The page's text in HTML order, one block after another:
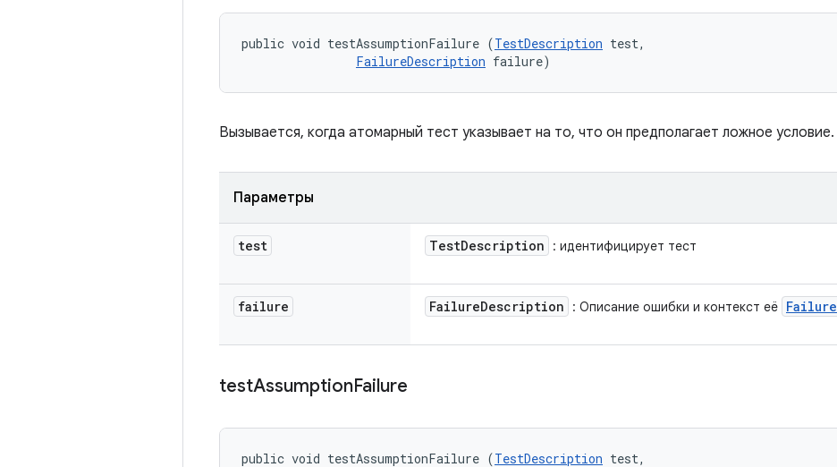
public void testAssumptionFailure (TestDescription test,
FailureDescription failure)
Вызывается, когда атомарный тест указывает на то, что он предполагает ложное условие.
Параметры
test TestDescription : идентифицирует тест
failure FailureDescription : Описание ошибки и контекст её Failure
testAssumptionFailure
public void testAssumptionFailure (TestDescription test,